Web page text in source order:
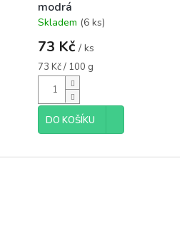
modrá
Průměrné
hodnocení
produktu
je
5,0
5
hvězdiček.
Skladem (6 ks)
73 Kč / ks
Měrná
cena:
73 Kč / 100 g
DO KOŠÍKU